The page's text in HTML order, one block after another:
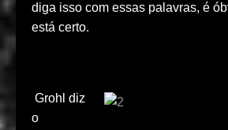
diga isso com essas palavras, é
está certo.
Grohl diz
o